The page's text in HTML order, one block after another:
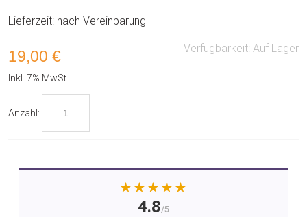
Lieferzeit: nach Vereinbarung
Verfügbarkeit: Auf Lager
19,00 €
Inkl. 7% MwSt.
Anzahl:
★★★★★
4.8/5